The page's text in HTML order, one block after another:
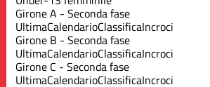
Girone A - Seconda fase
UltimaCalendarioClassificaIncroci
Girone B - Seconda fase
UltimaCalendarioClassificaIncroci
Girone C - Seconda fase
UltimaCalendarioClassificaIncroci